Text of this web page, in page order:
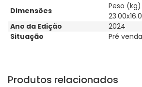
Dimensões
Peso
Ano da Edição
2024
Situação
Pré venda
Produtos relacionados